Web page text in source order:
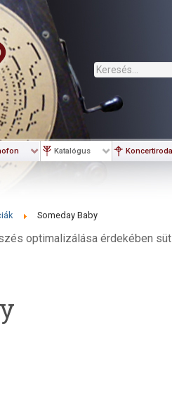
Keresés...
Katalógus Koncertiroda
Someday Baby
optimalizálása érdekében